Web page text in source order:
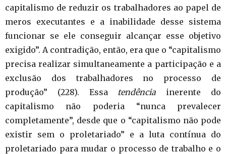
capitalismo de reduzir os trabalhadores ao papel de
meros executantes e a inabilidade desse sistema
funcionar se ele conseguir alcançar esse objetivo
exigido”. A contradição, então, era que o “capitalismo
precisa realizar simultaneamente a participação e a
exclusão dos trabalhadores no processo de
produção” (228). Essa tendência inerente do
capitalismo não poderia “nunca prevalecer
completamente”, desde que o “capitalismo não pode
existir sem o proletariado” e a luta contínua do
proletariado para mudar o processo de trabalho e o